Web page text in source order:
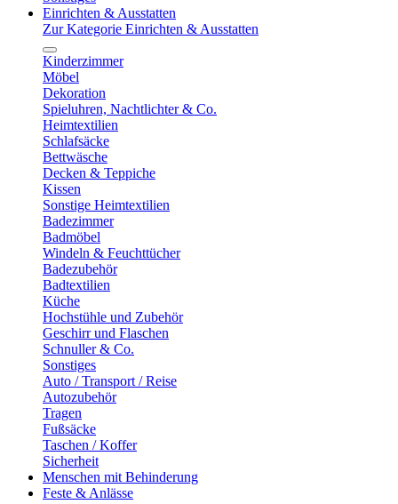
Einrichten & Ausstatten
Zur Kategorie Einrichten & Ausstatten
Kinderzimmer
Möbel
Dekoration
Spieluhren, Nachtlichter & Co.
Heimtextilien
Schlafsäcke
Bettwäsche
Decken & Teppiche
Kissen
Sonstige Heimtextilien
Badezimmer
Badmöbel
Windeln & Feuchttücher
Badezubehör
Badtextilien
Küche
Hochstühle und Zubehör
Geschirr und Flaschen
Schnuller & Co.
Sonstiges
Auto / Transport / Reise
Autozubehör
Tragen
Fußsäcke
Taschen / Koffer
Sicherheit
Menschen mit Behinderung
Feste & Anlässe